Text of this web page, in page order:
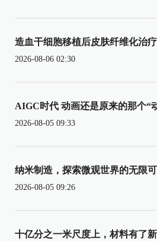
造血干细胞移植后皮肤纤维化治
2026-08-06 02:30
AIGC时代 动画还是原来的那个“
2026-08-05 09:33
纳米制造，探索微观世界的无限
2026-08-05 09:26
十亿分之一米尺度上，材料有了